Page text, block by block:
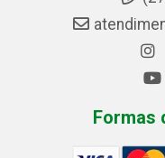
Formas